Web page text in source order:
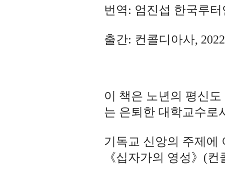
번역: 엄진섭 한국루
출간: 컨콜디아사,
이 책은 노년의 평신
는 은퇴한 대학교수로
기독교 신앙의 주제에
《십자가의 영성》(